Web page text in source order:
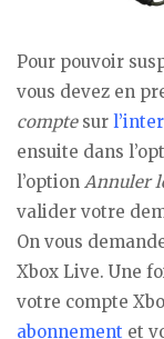
Pour pouvoir
vous devez en
comptesur
ensuite dans
l’option Annuler
valider votre
On vous
Xbox Live. Une
votre compte
abonnement et